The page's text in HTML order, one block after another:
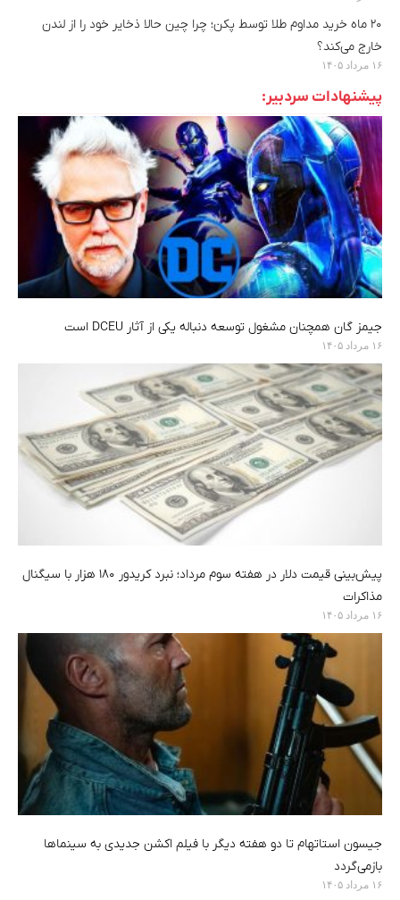
۲۰ ماه خرید مداوم طلا توسط پکن؛ چرا چین حالا ذخایر خود را از لندن
خارج می‌کند؟
۱۶ مرداد ۱۴۰۵
پیشنهادات سردبیر:
جیمز گان همچنان مشغول توسعه دنباله یکی از آثار DCEU است
۱۶ مرداد ۱۴۰۵
پیش‌بینی قیمت دلار در هفته سوم مرداد؛ نبرد کریدور ۱۸۰ هزار با سیگنال
مذاکرات
۱۶ مرداد ۱۴۰۵
جیسون استاتهام تا دو هفته دیگر با فیلم اکشن جدیدی به سینماها
بازمی‌گردد
۱۶ مرداد ۱۴۰۵